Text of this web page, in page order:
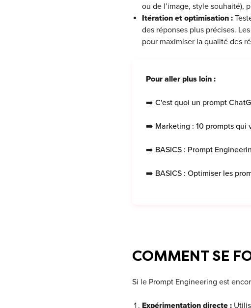
ou de l’image, style souhaité),
Itération et optimisation :
des réponses plus précises.
pour maximiser la qualité des
Pour aller plus loin :
➡️ C'est quoi un prompt
➡️ Marketing : 10 prompts
➡️ BASICS : Prompt
➡️ BASICS : Optimiser les
COMMENT SE
Si le Prompt Engineering est
Expérimentation directe :